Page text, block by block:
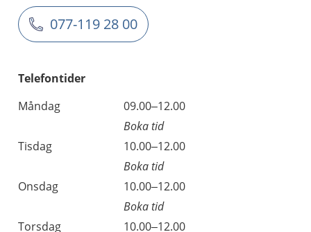
077-119 28 00
Telefontider
Måndag
09.00–12.00
Boka tid
Tisdag
10.00–12.00
Boka tid
Onsdag
10.00–12.00
Boka tid
Torsdag
10.00–12.00